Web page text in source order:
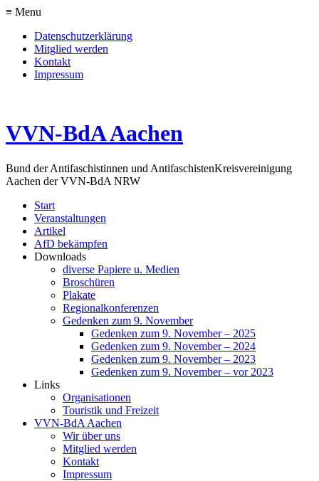
≡ Menu
Datenschutzerklärung
Mitglied werden
Kontakt
Impressum
VVN-BdA Aachen
Bund der Antifaschistinnen und AntifaschistenKreisvereinigung
Aachen der VVN-BdA NRW
Start
Veranstaltungen
Artikel
AfD bekämpfen
Downloads
diverse Papiere u. Medien
Broschüren
Plakate
Regionalkonferenzen
Gedenken zum 9. November
Gedenken zum 9. November – 2025
Gedenken zum 9. November – 2024
Gedenken zum 9. November – 2023
Gedenken zum 9. November – vor 2023
Links
Organisationen
Touristik und Freizeit
VVN-BdA Aachen
Wir über uns
Mitglied werden
Kontakt
Impressum